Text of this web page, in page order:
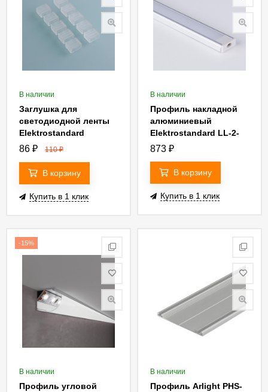
В наличии
Заглушка для
светодиодной ленты
Elektrostandard
Premium 220V 2835
4690389125546 a041118
86 ₽ 110₽
В корзину
Купить в 1 клик
В наличии
Профиль накладной
алюминиевый
Elektrostandard LL-2-
ALP006 4690389130885
873 ₽
В корзину
Купить в 1 клик
-15%
В наличии
Профиль угловой
В наличии
Профиль Arlight PHS-